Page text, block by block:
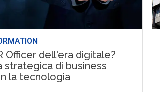
Officer dell'era digitale?
strategica di business
la tecnologia